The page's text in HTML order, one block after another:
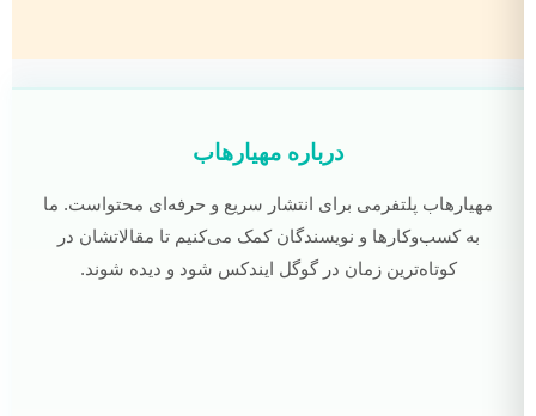
درباره مهیارهاب
مهیارهاب پلتفرمی برای انتشار سریع و حرفه‌ای محتواست. ما
به کسب‌وکارها و نویسندگان کمک می‌کنیم تا مقالاتشان در
کوتاه‌ترین زمان در گوگل ایندکس شود و دیده شوند.